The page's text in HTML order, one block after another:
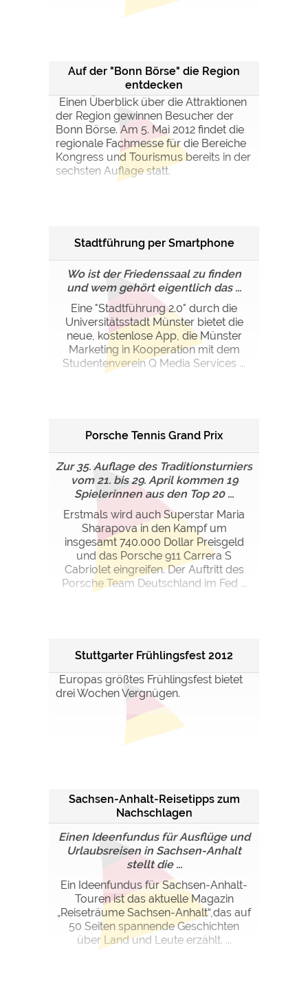
Auf der "Bonn Börse" die Region
entdecken
Einen Überblick über die Attraktionen
der Region gewinnen Besucher der
Bonn Börse. Am 5. Mai 2012 findet die
regionale Fachmesse für die Bereiche
Kongress und Tourismus bereits in der
sechsten Auflage statt.
Stadtführung per Smartphone
Wo ist der Friedenssaal zu finden
und wem gehört eigentlich das ...
Eine "Stadtführung 2.0" durch die
Universitätsstadt Münster bietet die
neue, kostenlose App, die Münster
Marketing in Kooperation mit dem
Studentenverein Q Media Services ...
Porsche Tennis Grand Prix
Zur 35. Auflage des Traditionsturniers
vom 21. bis 29. April kommen 19
Spielerinnen aus den Top 20 ...
Erstmals wird auch Superstar Maria
Sharapova in den Kampf um
insgesamt 740.000 Dollar Preisgeld
und das Porsche 911 Carrera S
Cabriolet eingreifen. Der Auftritt des
Porsche Team Deutschland im Fed ...
Stuttgarter Frühlingsfest 2012
Europas größtes Frühlingsfest bietet
drei Wochen Vergnügen.
Sachsen-Anhalt-Reisetipps zum
Nachschlagen
Einen Ideenfundus für Ausflüge und
Urlaubsreisen in Sachsen-Anhalt
stellt die ...
Ein Ideenfundus für Sachsen-Anhalt-
Touren ist das aktuelle Magazin
„Reiseträume Sachsen-Anhalt“,das auf
50 Seiten spannende Geschichten
über Land und Leute erzählt. ...